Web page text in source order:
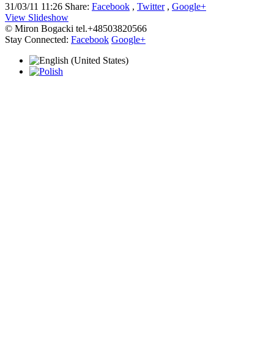
31/03/11 11:26 Share: Facebook , Twitter, Google+
View Slideshow
© Miron Bogacki tel.+48503820566
Stay Connected: Facebook Google+